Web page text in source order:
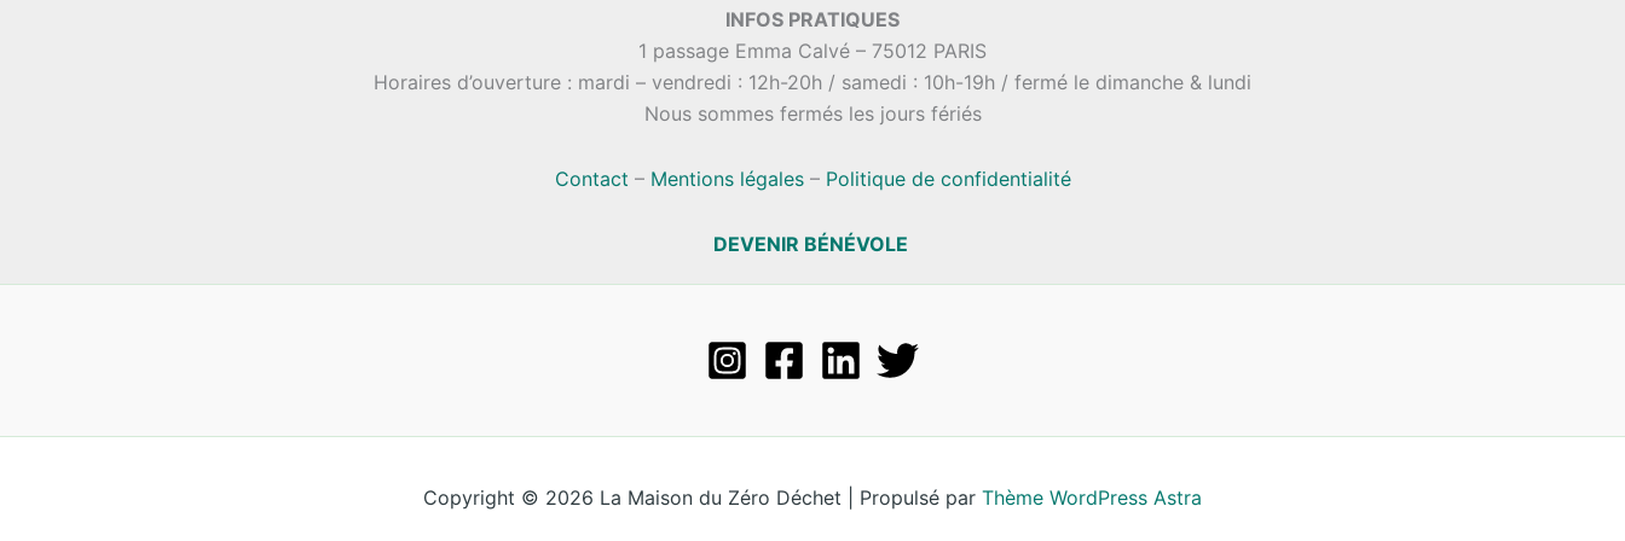
INFOS PRATIQUES
1 passage Emma Calvé – 75012 PARIS
Horaires d’ouverture : mardi – vendredi : 12h-20h / samedi : 10h-19h / fermé le dimanche & lundi
Nous sommes fermés les jours fériés
Contact – Mentions légales– Politique de confidentialité
DEVENIR BÉNÉVOLE
Copyright © 2026 La Maison du Zéro Déchet | Propulsé par Thème WordPress Astra